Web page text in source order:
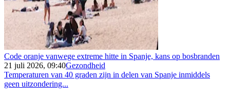
Code oranje vanwege extreme hitte in Spanje, kans op bosbranden
21 juli 2026, 09:40Gezondheid
Temperaturen van 40 graden zijn in delen van Spanje inmiddels
geen uitzondering...